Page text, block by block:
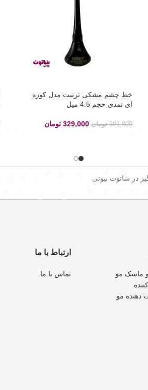
خط چشم مشکی ترنیت مدل کوزه
ای نمدی حجم 4.5 میل
391,000 تومان 329,000 تومان
در شاتوت بیوتی
ماسک مو
دهنده مو
ارتباط با ما
تماس با ما